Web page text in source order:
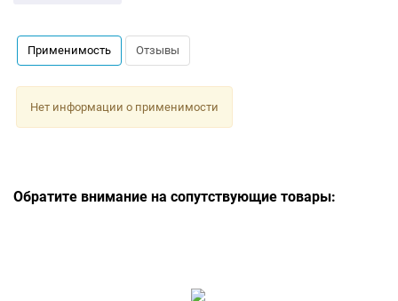
Применимость Отзывы
Нет информации о применимости
Обратите внимание на сопутствующие товары: